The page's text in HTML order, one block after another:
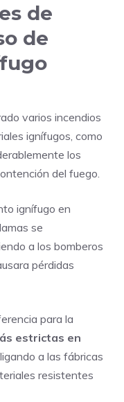
de
de
varios incendios
ignífugos, como
los
del fuego.
ignífugo en
se
a los bomberos
pérdidas
para la
estrictas en
a las fábricas
resistentes